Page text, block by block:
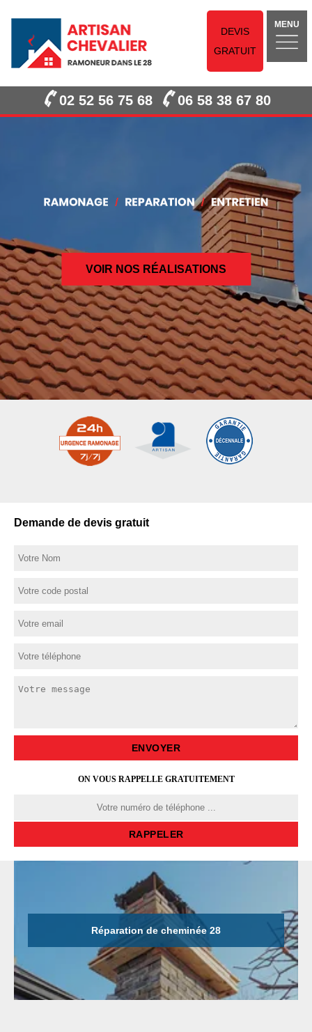
DEVIS
GRATUIT
MENU
02 52 56 75 68 06 58 38 67 80
VOIR NOS RÉALISATIONS
Demande de devis gratuit
ON VOUS RAPPELLE GRATUITEMENT
Réparation de cheminée 28